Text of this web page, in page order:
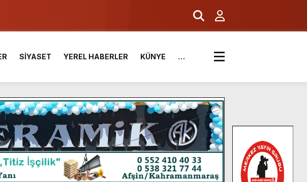
Bir Araya Geldi.
hayırlı olsun ziyareti.
gün 7 Ağustos.
SİYASET YEREL HABERLER KÜNYE …